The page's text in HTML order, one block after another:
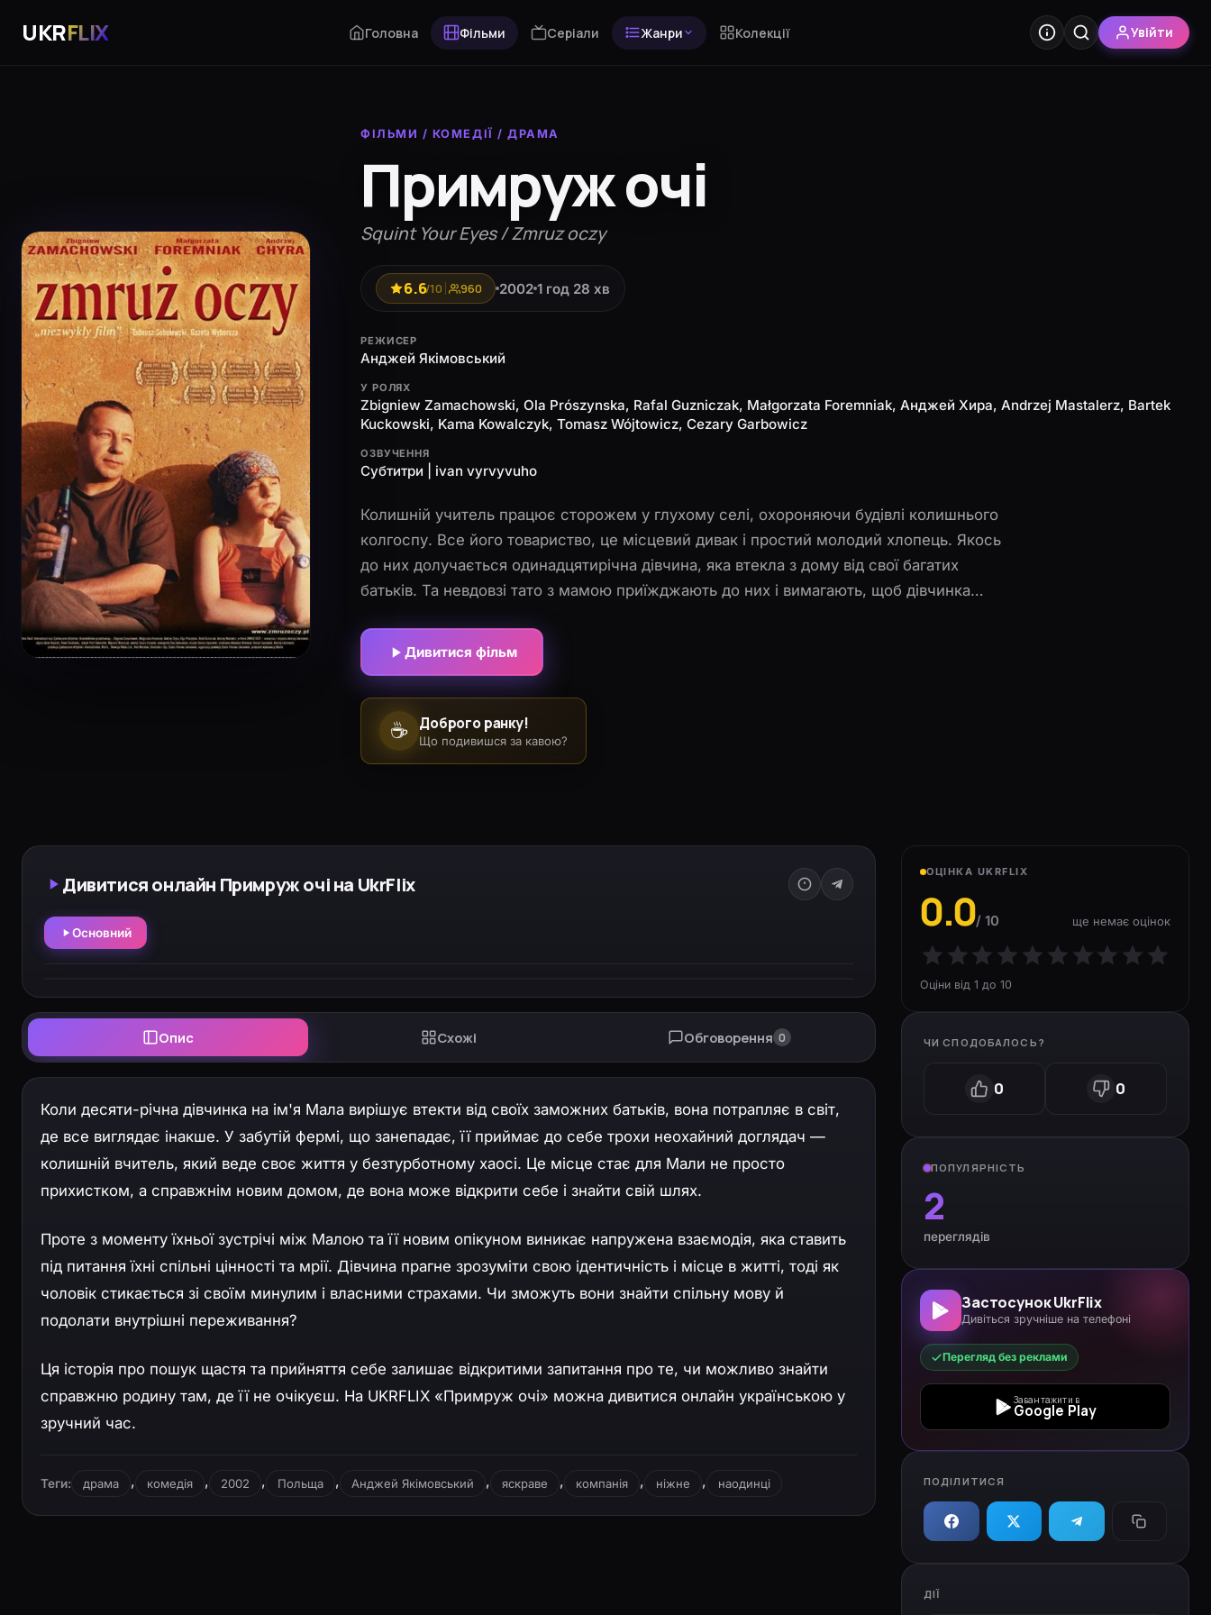
UKRFLIX Головна Фільми Серіали Жанри Колекції Увійти
ФІЛЬМИ / КОМЕДІЇ /ДРАМА
Примруж очі
Squint Your Eyes / Zmruz oczy
6.6/10 960 2002 1 год 28 хв
РЕЖИСЕР
Анджей Якімовський
У РОЛЯХ
Zbigniew Zamachowski, Ola Prószynska, Rafal Guzniczak, Małgorzata Foremniak, Анджей Хира, Andrzej Mastalerz, Bartek
Kuckowski, Kama Kowalczyk, Tomasz Wójtowicz, Cezary Garbowicz
ОЗВУЧЕННЯ
Субтитри | ivan vyrvyvuho
Колишній учитель працює сторожем у глухому селі, охороняючи будівлі колишнього
колгоспу. Все його товариство, це місцевий дивак і простий молодий хлопець. Якось
до них долучається одинадцятирічна дівчина, яка втекла з дому від свої багатих
батьків. Та невдовзі тато з мамою приїжджають до них і вимагають, щоб дівчинка
Дивитися фільм
☕ Доброго ранку!
Що подивишся за кавою?
Дивитися онлайн Примруж очі на UkrFlix
Основний
Опис Схожі Обговорення 0
Коли десяти-річна дівчинка на ім'я Мала вирішує втекти від своїх заможних батьків, вона потрапляє в світ,
де все виглядає інакше. У забутій фермі, що занепадає, її приймає до себе трохи неохайний доглядач —
колишній вчитель, який веде своє життя у безтурботному хаосі. Це місце стає для Мали не просто
прихистком, а справжнім новим домом, де вона може відкрити себе і знайти свій шлях.
Проте з моменту їхньої зустрічі між Малою та її новим опікуном виникає напружена взаємодія, яка ставить
під питання їхні спільні цінності та мрії. Дівчина прагне зрозуміти свою ідентичність і місце в житті, тоді як
чоловік стикається зі своїм минулим і власними страхами. Чи зможуть вони знайти спільну мову й
подолати внутрішні переживання?
Ця історія про пошук щастя та прийняття себе залишає відкритими запитання про те, чи можливо знайти
справжню родину там, де її не очікуєш. На UKRFLIX «Примруж очі» можна дивитися онлайн українською у
зручний час.
Теги: драма , комедія , 2002 , Польща , Анджей Якімовський , яскраве , компанія , ніжне , наодинці
ОЦІНКА UKRFLIX
0.0/ 10 ще немає оцінок
Оціни від 1 до 10
ЧИ СПОДОБАЛОСЬ?
0 0
ПОПУЛЯРНІСТЬ
2
переглядів
Застосунок UkrFlix
Дивіться зручніше на телефоні
Перегляд без реклами
Завантажити в
Google Play
ПОДІЛИТИСЯ
ДІЇ